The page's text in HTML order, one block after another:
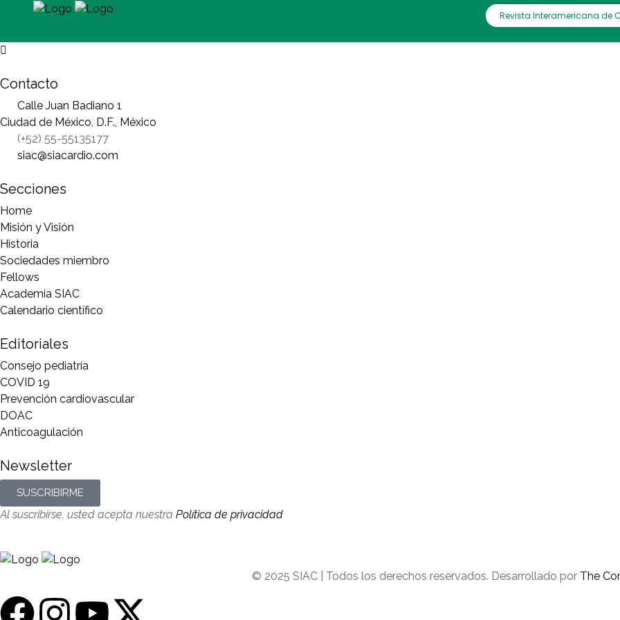
Revista Interamericana de
Contacto
Calle Juan Badiano 1
Ciudad de México, D.F., México
(+52) 55-55135177
siac@siacardio.com
Secciones
Home
Misión y Visión
Historia
Sociedades miembro
Fellows
Academia SIAC
Calendario científico
Editoriales
Consejo pediatría
COVID 19
Prevención cardiovascular
DOAC
Anticoagulación
Newsletter
SUSCRIBIRME
Al suscribirse, usted acepta nuestra Política de privacidad
© 2025 SIAC | Todos los derechos reservados. Desarrollado por The